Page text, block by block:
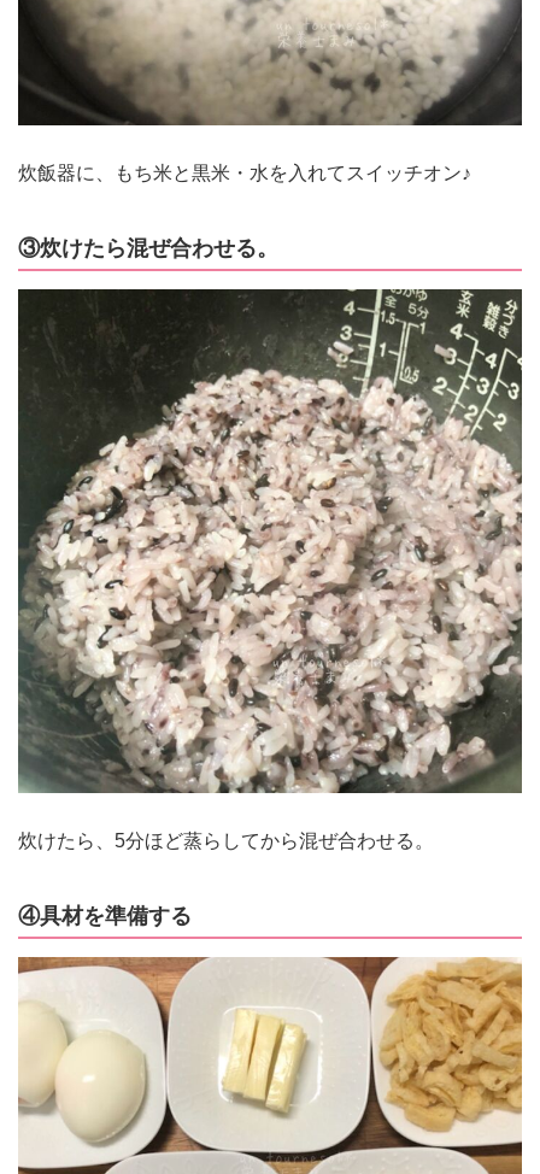
炊飯器に、もち米と黒米・水を入れてスイッチオン♪
③炊けたら混ぜ合わせる。
炊けたら、5分ほど蒸らしてから混ぜ合わせる。
④具材を準備する